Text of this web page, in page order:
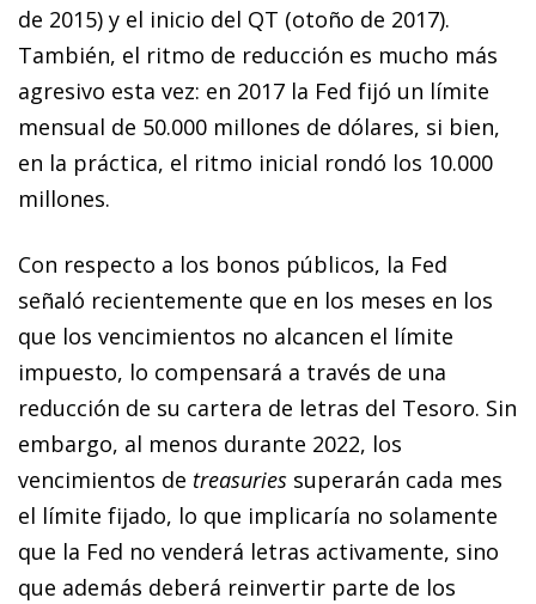
de 2015) y el inicio del QT (otoño de 2017).
También, el ritmo de reducción es mucho más
agresivo esta vez: en 2017 la Fed fijó un límite
mensual de 50.000 millones de dólares, si bien,
en la práctica, el ritmo inicial rondó los 10.000
millones.
Con respecto a los bonos públicos, la Fed
señaló recientemente que en los meses en los
que los vencimientos no alcancen el límite
impuesto, lo compensará a través de una
reducción de su cartera de letras del Tesoro. Sin
embargo, al menos durante 2022, los
vencimientos de treasuries superarán cada mes
el límite fijado, lo que implicaría no solamente
que la Fed no venderá letras activamente, sino
que además deberá reinvertir parte de los